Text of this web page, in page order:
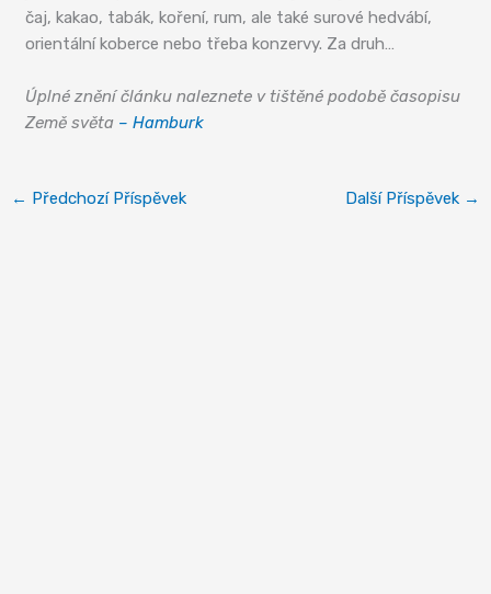
čaj, kakao, tabák, koření, rum, ale také surové hedvábí,
orientální koberce nebo třeba konzervy. Za druh…
Úplné znění článku naleznete v tištěné podobě časopisu
Země světa – Hamburk
← Předchozí Příspěvek Další Příspěvek →